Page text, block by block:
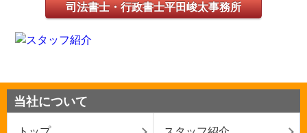
司法書士・行政書士平田峻太事務所
当社について